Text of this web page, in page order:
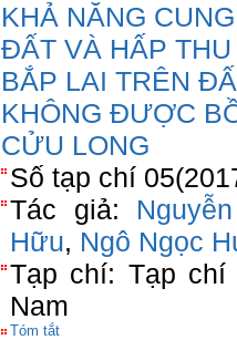
KHẢ NĂNG
ĐẤT VÀ HẤP
BẮP LAI TRÊN
KHÔNG ĐƯỢC
CỬU LONG
Số tạp chí
Tác giả:
Hữu, Ngô Ngọc
Tạp chí: Tạp chí
Nam
Tóm tắt